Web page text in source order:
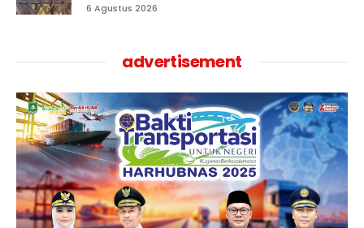
6 Agustus 2026
advertisement